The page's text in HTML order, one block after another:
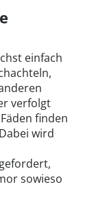
einfach
verfolgt
finden
wird
sowieso